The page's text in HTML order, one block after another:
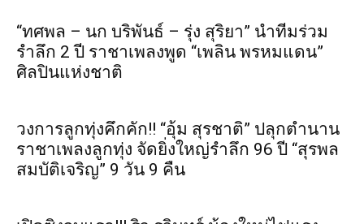
“ทศพล – นก บริพันธ์ – รุ่ง สุริยา” นำทีมร่วม
รำลึก 2 ปี ราชาเพลงพูด “เพลิน พรหมแดน”
ศิลปินแห่งชาติ
วงการลูกทุ่งคึกคัก!! “อุ้ม สุรชาติ” ปลุกตำนาน
ราชาเพลงลูกทุ่ง จัดยิ่งใหญ่รำลึก 96 ปี “สุรพล
สมบัติเจริญ” 9 วัน 9 คืน